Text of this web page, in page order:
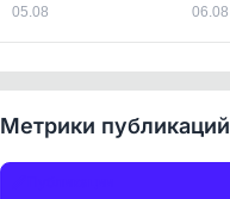
05.08 06.08
Метрики публикаций